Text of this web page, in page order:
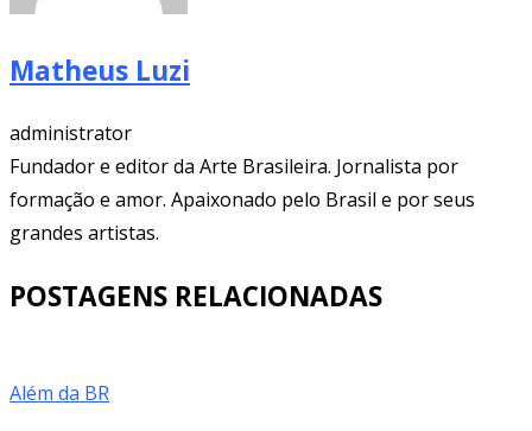
Matheus Luzi
administrator
Fundador e editor da Arte Brasileira. Jornalista por
formação e amor. Apaixonado pelo Brasil e por seus
grandes artistas.
POSTAGENS RELACIONADAS
Além da BR